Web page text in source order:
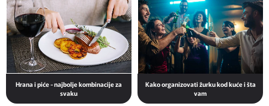
Hrana i piće - najbolje kombinacije za
svaku
Kako organizovati žurku kod kuće i šta
vam